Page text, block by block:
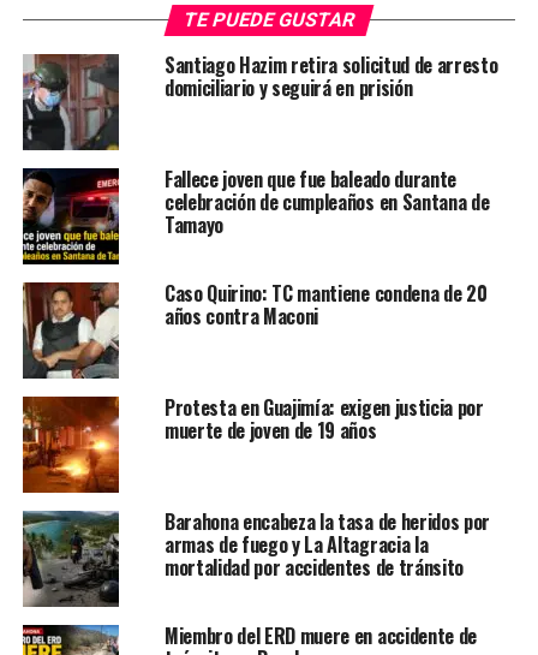
TE PUEDE GUSTAR
Santiago Hazim retira solicitud de arresto
domiciliario y seguirá en prisión
Fallece joven que fue baleado durante
celebración de cumpleaños en Santana de
Tamayo
Caso Quirino: TC mantiene condena de 20
años contra Maconi
Protesta en Guajimía: exigen justicia por
muerte de joven de 19 años
Barahona encabeza la tasa de heridos por
armas de fuego y La Altagracia la
mortalidad por accidentes de tránsito
Miembro del ERD muere en accidente de